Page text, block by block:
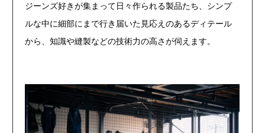
ジーンズ好きが集まって日々作られる製品たち、シンプ
ルな中に細部にまで行き届いた見応えのあるディテール
から、知識や縫製などの技術力の高さが伺えます。